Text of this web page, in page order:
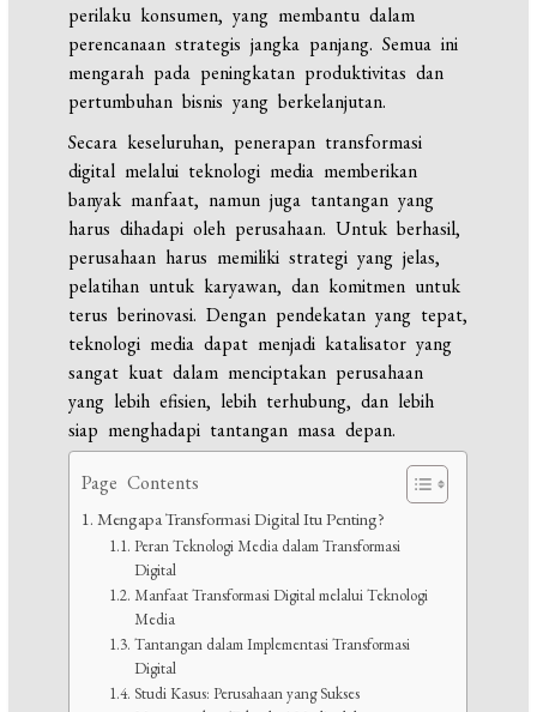
perilaku konsumen, yang membantu dalam
perencanaan strategis jangka panjang. Semua ini
mengarah pada peningkatan produktivitas dan
pertumbuhan bisnis yang berkelanjutan.
Secara keseluruhan, penerapan transformasi
digital melalui teknologi media memberikan
banyak manfaat, namun juga tantangan yang
harus dihadapi oleh perusahaan. Untuk berhasil,
perusahaan harus memiliki strategi yang jelas,
pelatihan untuk karyawan, dan komitmen untuk
terus berinovasi. Dengan pendekatan yang tepat,
teknologi media dapat menjadi katalisator yang
sangat kuat dalam menciptakan perusahaan
yang lebih efisien, lebih terhubung, dan lebih
siap menghadapi tantangan masa depan.
Page Contents
Mengapa Transformasi Digital Itu Penting?
Peran Teknologi Media dalam Transformasi
Digital
Manfaat Transformasi Digital melalui Teknologi
Media
Tantangan dalam Implementasi Transformasi
Digital
Studi Kasus: Perusahaan yang Sukses